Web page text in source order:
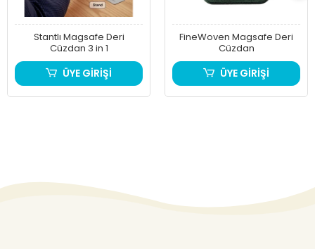
Stantlı Magsafe Deri
Cüzdan 3 in 1
ÜYE GİRİŞİ
FineWoven Magsafe Deri
Cüzdan
ÜYE GİRİŞİ